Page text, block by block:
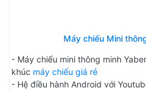
Máy chiếu Mini
- Máy chiếu mini thông minh
khúc máy chiếu giá rẻ
- Hệ điều hành Android với